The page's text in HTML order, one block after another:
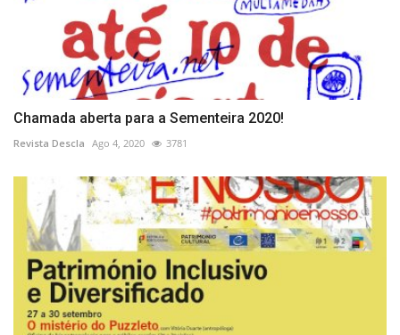
Chamada aberta para a Sementeira 2020!
Revista Descla Ago 4, 2020 3781